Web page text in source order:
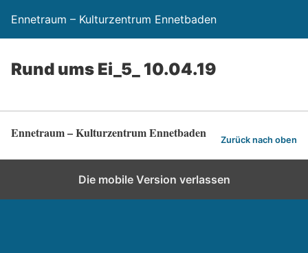
Ennetraum – Kulturzentrum Ennetbaden
Rund ums Ei_5_ 10.04.19
Ennetraum – Kulturzentrum Ennetbaden Zurück nach oben
Die mobile Version verlassen